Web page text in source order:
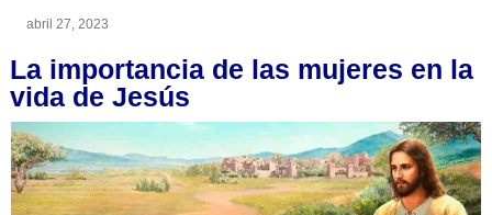
abril 27, 2023
La importancia de las mujeres en la
vida de Jesús